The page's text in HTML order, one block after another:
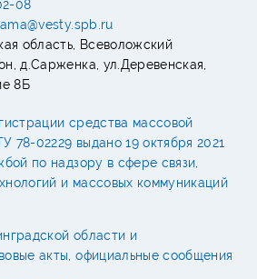
08
область, Всеволожский
д.Сарженка, ул.Деревенская,
8Б
средства массовой
02229 выдано 19 октября 2021
по надзору в сфере связи,
и массовых коммуникаций
области и
акты, официальные сообщения